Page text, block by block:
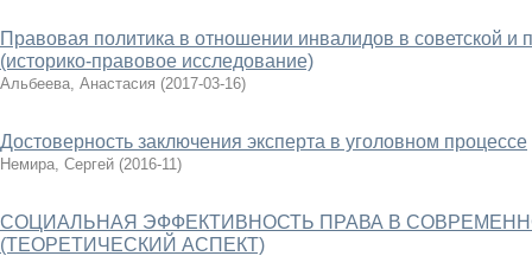
Правовая политика в отношении инвалидов в советской и
(историко-правовое исследование)
Альбеева, Анастасия (2017-03-16)
Достоверность заключения эксперта в уголовном процессе
Немира, Сергей (2016-11)
СОЦИАЛЬНАЯ ЭФФЕКТИВНОСТЬ ПРАВА В
(ТЕОРЕТИЧЕСКИЙ АСПЕКТ)